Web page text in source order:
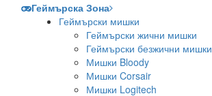
Геймърска Зона
Геймърски мишки
Геймърски жични мишки
Геймърски безжични мишки
Мишки Bloody
Мишки Corsair
Мишки Logitech